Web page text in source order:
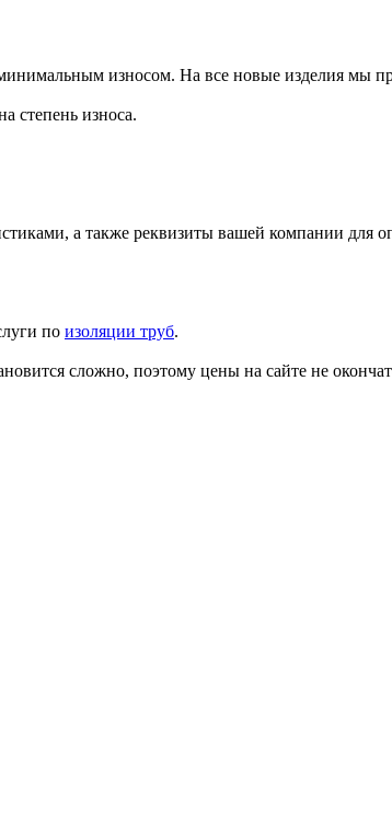
износом. На все новые изделия мы
степень износа.
а также реквизиты вашей компании для
по изоляции труб.
сложно, поэтому цены на сайте не